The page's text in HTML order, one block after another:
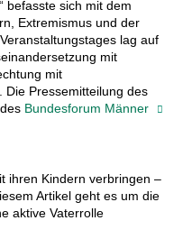
befasste sich mit dem
Extremismus und der
lag auf
mit
mit
Die Pressemitteilung des
Bundesforum Männer
ihren Kindern verbringen –
Artikel geht es um die
aktive Vaterrolle